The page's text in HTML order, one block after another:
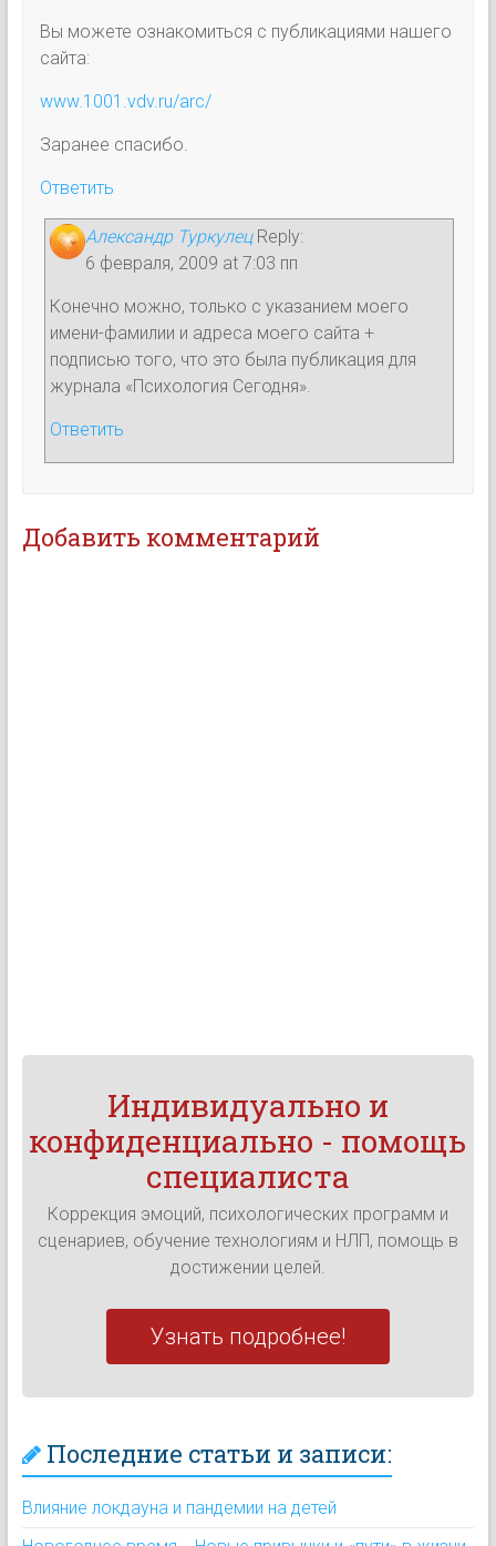
Вы можете ознакомиться с публикациями нашего
сайта:
www.1001.vdv.ru/arc/
Заранее спасибо.
Ответить
Александр ТуркулецReply:
6 февраля, 2009 at 7:03 пп
Конечно можно, только с указанием моего
имени-фамилии и адреса моего сайта +
подписью того, что это была публикация для
журнала «Психология Сегодня».
Ответить
Добавить комментарий
Индивидуально и
конфиденциально - помощь
специалиста
Коррекция эмоций, психологических программ и
сценариев, обучение технологиям и НЛП, помощь в
достижении целей.
Узнать подробнее!
Последние статьи и записи:
Влияние локдауна и пандемии на детей